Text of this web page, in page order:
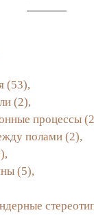
(53),
(2),
процессы
полами (2),
(5),